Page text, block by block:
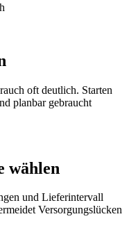
oft deutlich. Starten
planbar gebraucht
wählen
und Lieferintervall
Versorgungslücken